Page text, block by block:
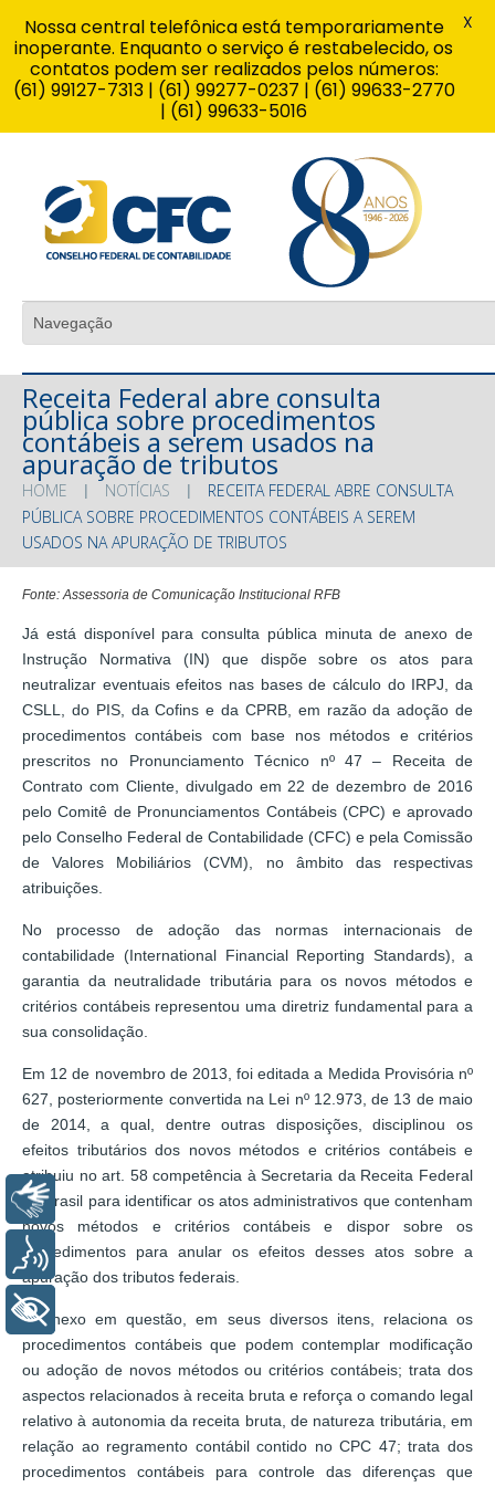
Receita Federal abre consulta
pública sobre procedimentos
contábeis a serem usados na
apuração de tributos
HOME NOTÍCIAS
RECEITA FEDERAL ABRE CONSULTA
PÚBLICA SOBRE PROCEDIMENTOS CONTÁBEIS A SEREM
USADOS NA APURAÇÃO DE TRIBUTOS
Fonte: Assessoria de Comunicação Institucional RFB
Já está disponível para consulta pública minuta de anexo de
Instrução Normativa (IN) que dispõe sobre os atos para
neutralizar eventuais efeitos nas bases de cálculo do IRPJ, da
CSLL, do PIS, da Cofins e da CPRB, em razão da adoção de
procedimentos contábeis com base nos métodos e critérios
prescritos no Pronunciamento Técnico nº 47 – Receita de
Contrato com Cliente, divulgado em 22 de dezembro de 2016
pelo Comitê de Pronunciamentos Contábeis (CPC) e aprovado
pelo Conselho Federal de Contabilidade (CFC) e pela Comissão
de Valores Mobiliários (CVM), no âmbito das respectivas
atribuições.
No processo de adoção das normas internacionais de
contabilidade (International Financial Reporting Standards), a
garantia da neutralidade tributária para os novos métodos e
critérios contábeis representou uma diretriz fundamental para a
sua consolidação.
Em 12 de novembro de 2013, foi editada a Medida Provisória nº
627, posteriormente convertida na Lei nº 12.973, de 13 de maio
de 2014, a qual, dentre outras disposições, disciplinou os
efeitos tributários dos novos métodos e critérios contábeis e
atribuiu no art. 58 competência à Secretaria da Receita Federal
do Brasil para identificar os atos administrativos que contenham
novos métodos e critérios contábeis e dispor sobre os
procedimentos para anular os efeitos desses atos sobre a
apuração dos tributos federais.
O anexo em questão, em seus diversos itens, relaciona os
procedimentos contábeis que podem contemplar modificação
ou adoção de novos métodos ou critérios contábeis; trata dos
aspectos relacionados à receita bruta e reforça o comando legal
relativo à autonomia da receita bruta, de natureza tributária, em
relação ao regramento contábil contido no CPC 47; trata dos
procedimentos contábeis para controle das diferenças que
Nossa central telefônica está temporariamente
inoperante. Enquanto o serviço é restabelecido, os
contatos podem ser realizados pelos números:
(61) 99127-7313 | (61) 99277-0237 | (61) 99633-2770
| (61) 99633-5016
X
Libras
Voz
+ Acessibilidade